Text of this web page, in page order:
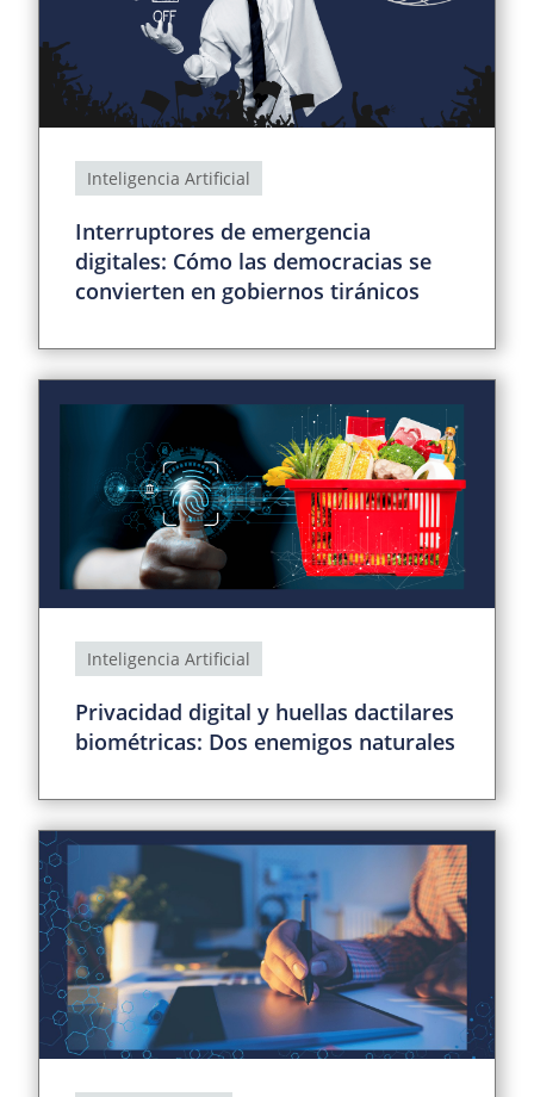
Inteligencia Artificial
Interruptores de emergencia
digitales: Cómo las democracias se
convierten en gobiernos tiránicos
Inteligencia Artificial
Privacidad digital y huellas dactilares
biométricas: Dos enemigos naturales